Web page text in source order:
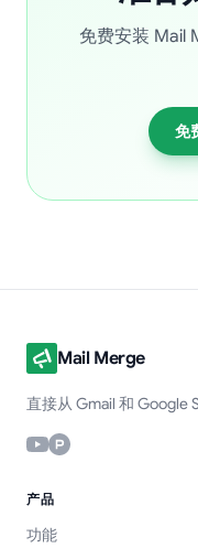
免费安装 Mail
免
Mail Merge
直接从 Gmail 和 Google
产品
功能